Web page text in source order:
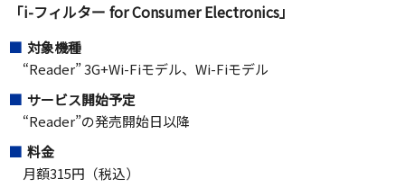
「i-フィルター for Consumer Electronics」
対象機種
“Reader” 3G+Wi-Fiモデル、Wi-Fiモデル
サービス開始予定
“Reader”の発売開始日以降
料金
月額315円（税込）